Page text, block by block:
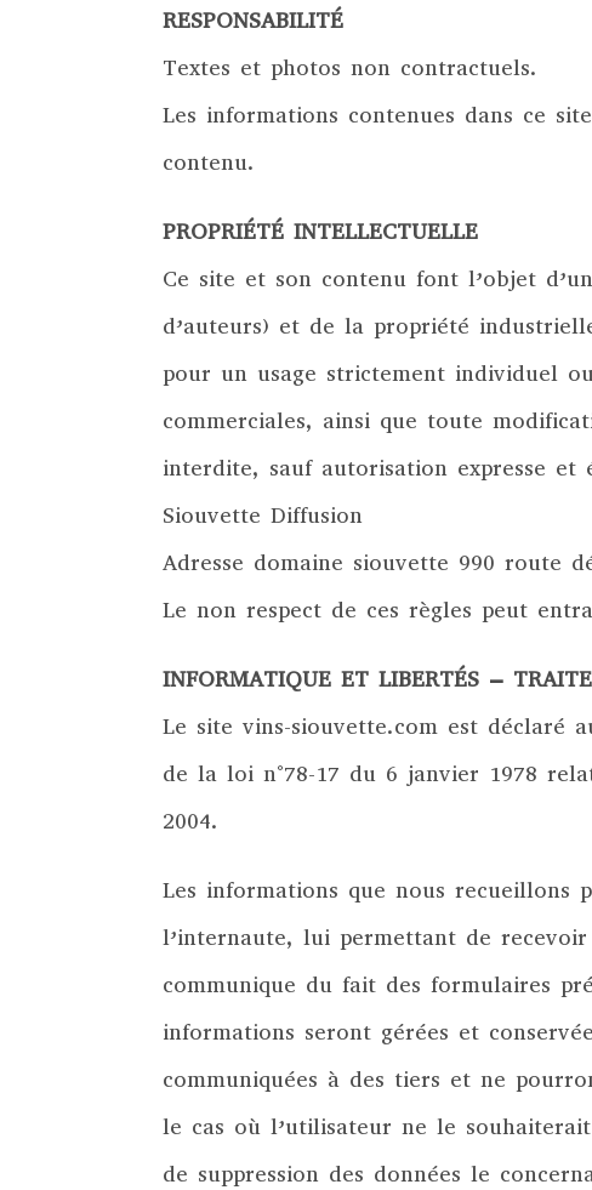
RESPONSABILITÉ
Textes et photos non contractuels.
Les informations contenues dans ce
contenu.
PROPRIÉTÉ INTELLECTUELLE
Ce site et son contenu font l’objet
d’auteurs) et de la propriété
pour un usage strictement individuel
commerciales, ainsi que toute
interdite, sauf autorisation expresse et
Siouvette Diffusion
Adresse domaine siouvette 990 route
Le non respect de ces règles peut
INFORMATIQUE ET LIBERTÉS –
Le site vins-siouvette.com est déclaré
de la loi n°78-17 du 6 janvier 1978
2004.
Les informations que nous recueillons
l’internaute, lui permettant de
communique du fait des formulaires
informations seront gérées et
communiquées à des tiers et ne
le cas où l’utilisateur ne le
de suppression des données le